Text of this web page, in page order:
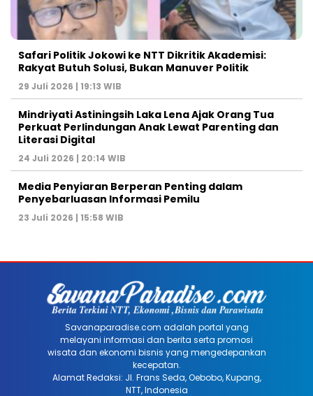
Safari Politik Jokowi ke NTT Dikritik Akademisi:
Rakyat Butuh Solusi, Bukan Manuver Politik
29 Juli 2026 | 19:13 WIB
Mindriyati Astiningsih Laka Lena Ajak Orang Tua
Perkuat Perlindungan Anak Lewat Parenting dan
Literasi Digital
24 Juli 2026 | 20:14 WIB
Media Penyiaran Berperan Penting dalam
Penyebarluasan Informasi Pemilu
23 Juli 2026 | 15:58 WIB
Savanaparadise.com adalah portal yang
melayani informasi dan berita serta promosi
wisata dan ekonomi bisnis yang mengedepankan
kecepatan.
Alamat Redaksi: Jl. Frans Seda, Oebobo, Kupang,
NTT, Indonesia